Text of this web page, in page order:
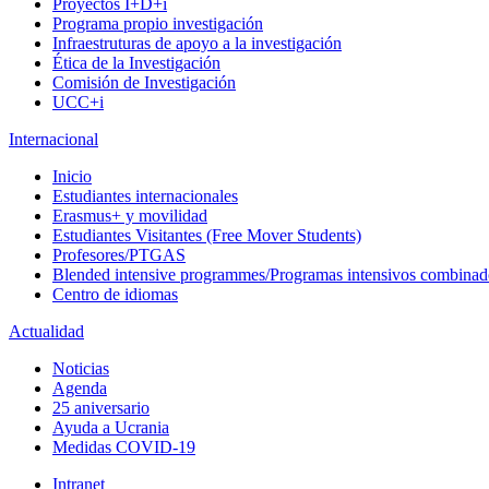
Proyectos I+D+i
Programa propio investigación
Infraestruturas de apoyo a la investigación
Ética de la Investigación
Comisión de Investigación
UCC+i
Internacional
Inicio
Estudiantes internacionales
Erasmus+ y movilidad
Estudiantes Visitantes (Free Mover Students)
Profesores/PTGAS
Blended intensive programmes/Programas intensivos
Centro de idiomas
Actualidad
Noticias
Agenda
25 aniversario
Ayuda a Ucrania
Medidas COVID-19
Intranet